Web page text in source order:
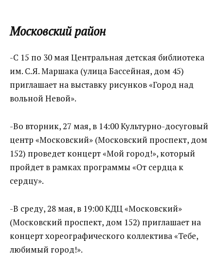
Московский район
-С 15 по 30 мая Центральная детская библиотека
им. С.Я. Маршака (улица Бассейная, дом 45)
приглашает на выставку рисунков «Город над
вольной Невой».
-Во вторник, 27 мая, в 14:00 Культурно-досуговый
центр «Московский» (Московский проспект, дом
152) проведет концерт «Мой город!», который
пройдет в рамках программы «От сердца к
сердцу».
-В среду, 28 мая, в 19:00 КДЦ «Московский»
(Московский проспект, дом 152) приглашает на
концерт хореографического коллектива «Тебе,
любимый город!».